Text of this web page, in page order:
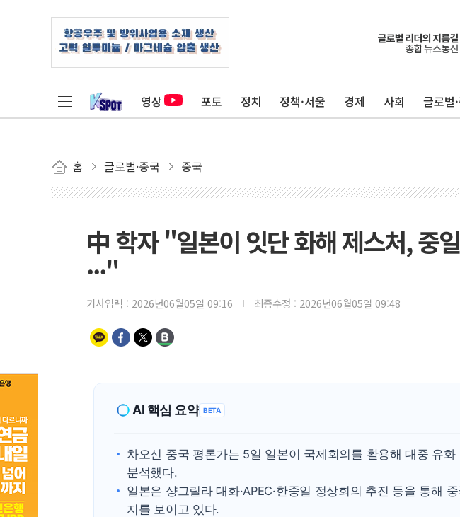
영상 포토 정치 정책·서울 경제 사회 글로벌
홈 글로벌·중국 중국
中 학자 "일본이 잇단 화해 제스처, 중
···"
기사입력 : 2026년06월05일 09:16 최종수정 : 2026년06월05일 09:48
AI 핵심 요약 BETA
차오신 중국 평론가는 5일 일본이 국제회의를 활용해 대중 유
분석했다.
일본은 샹그릴라 대화·APEC·한중일 정상회의 추진 등을 통해
지를 보이고 있다.